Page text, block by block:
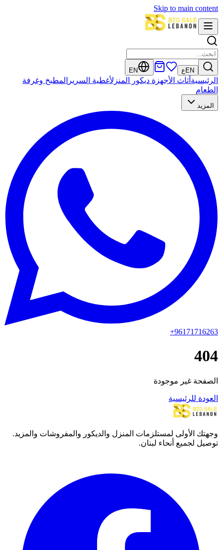
Skip to main content
EN ع EN
الرئيسية أثاث الأجهزة ديكور المنزلأغطية السرير المطبخ وغرفة
الطعام
المزيد
+96171716263
404
الصفحة غير موجودة
العودة للرئيسية
وجهتك الأولى لمستلزمات المنزل والديكور والمفروشات والمزيد.
توصيل لجميع أنحاء لبنان.